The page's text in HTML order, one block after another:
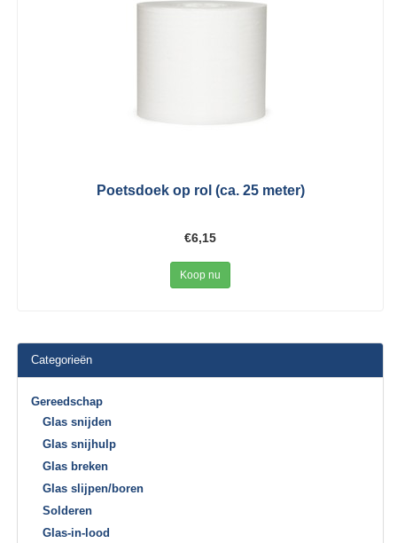
Poetsdoek op rol (ca. 25 meter)
€6,15
Koop nu
Categorieën
Gereedschap
Glas snijden
Glas snijhulp
Glas breken
Glas slijpen/boren
Solderen
Glas-in-lood